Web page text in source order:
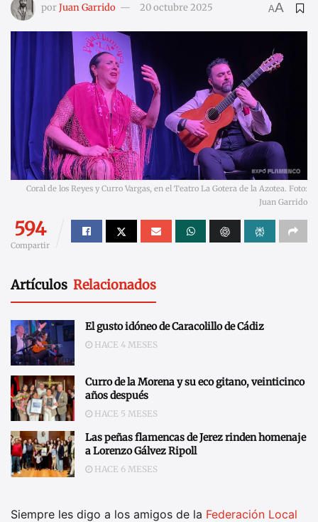
porJuan Garrido 20 octubre 2025 AA
Coral de los Reyes y Curro Vargas, en el Teatro La Gotera de la Azotea. Foto:
Juan Garrido
594
Compartir
Artículos Relacionados
El gusto idóneo de Caracolillo de Cádiz
HACE 4 MESES
Curro de la Morena y su eco gitano, veinticinco
años después
HACE 5 MESES
Las peñas flamencas de Jerez rinden homenaje
a Lorenzo Gálvez Ripoll
HACE 6 MESES
Siempre les digo a los amigos de la Federación Local